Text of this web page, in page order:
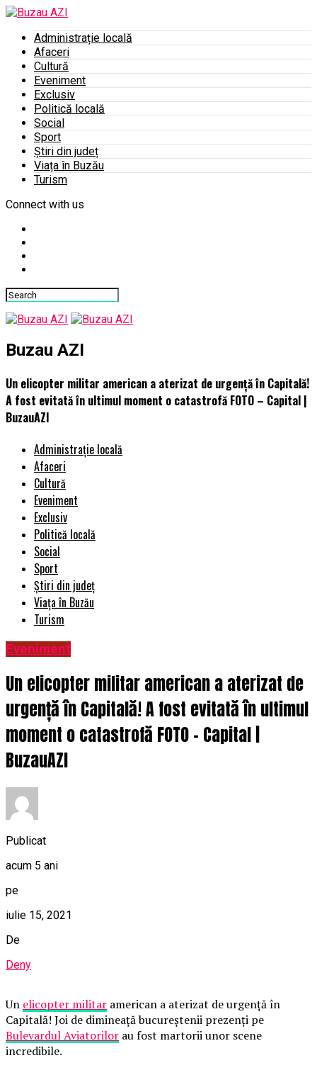
Administrație locală
Afaceri
Cultură
Eveniment
Exclusiv
Politică locală
Social
Sport
Știri din județ
Viața în Buzău
Turism
Connect with us
Buzau AZI
Un elicopter militar american a aterizat de urgență în Capitală!
A fost evitată în ultimul moment o catastrofă FOTO – Capital |
BuzauAZI
Administrație locală
Afaceri
Cultură
Eveniment
Exclusiv
Politică locală
Social
Sport
Știri din județ
Viața în Buzău
Turism
Eveniment
Un elicopter militar american a aterizat de
urgență în Capitală! A fost evitată în ultimul
moment o catastrofă FOTO – Capital |
BuzauAZI
Publicat
acum 5 ani
pe
iulie 15, 2021
De
Deny
Un elicopter militar american a aterizat de urgență în
Capitală! Joi de dimineață bucureștenii prezenți pe
Bulevardul Aviatorilor au fost martorii unor scene
incredibile.